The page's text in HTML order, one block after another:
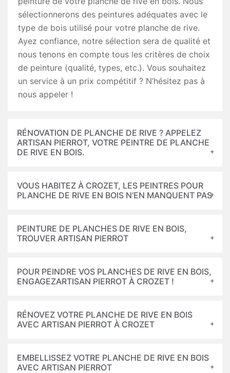
sélectionnerons des peintures adéquates avec le
type de bois utilisé pour votre planche de rive.
Ayez confiance, notre sélection sera de qualité et
nous tenons en compte tous les critères de choix
de peinture (qualité, types, etc.). Vous souhaitez
un service à un prix compétitif ? N’hésitez pas à
nous appeler !
RÉNOVATION DE PLANCHE DE RIVE ? APPELEZ
ARTISAN PIERROT, VOTRE PEINTRE DE PLANCHE
DE RIVE EN BOIS.
VOUS HABITEZ À CROZET, LES PEINTRES POUR
PLANCHE DE RIVE EN BOIS N’EN MANQUENT PAS
PEINTURE DE PLANCHES DE RIVE EN BOIS,
TROUVER ARTISAN PIERROT
POUR PEINDRE VOS PLANCHES DE RIVE EN BOIS,
ENGAGEZARTISAN PIERROT À CROZET !
RÉNOVEZ VOTRE PLANCHE DE RIVE EN BOIS
AVEC ARTISAN PIERROT À CROZET
EMBELLISSEZ VOTRE PLANCHE DE RIVE EN BOIS
AVEC ARTISAN PIERROT